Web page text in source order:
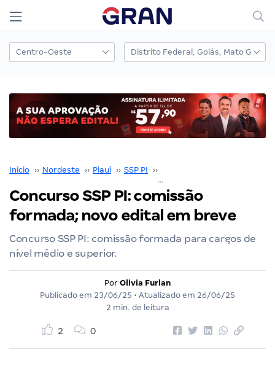
Início ›› Nordeste ›› Piauí ›› SSP PI ››
Concurso SSP PI: comissão
formada; novo edital em breve
Concurso SSP PI: comissão formada para cargos de
nível médio e superior.
Por Olivia Furlan
Publicado em 23/06/25 • Atualizado em 26/06/25
2 min. de leitura
2 0